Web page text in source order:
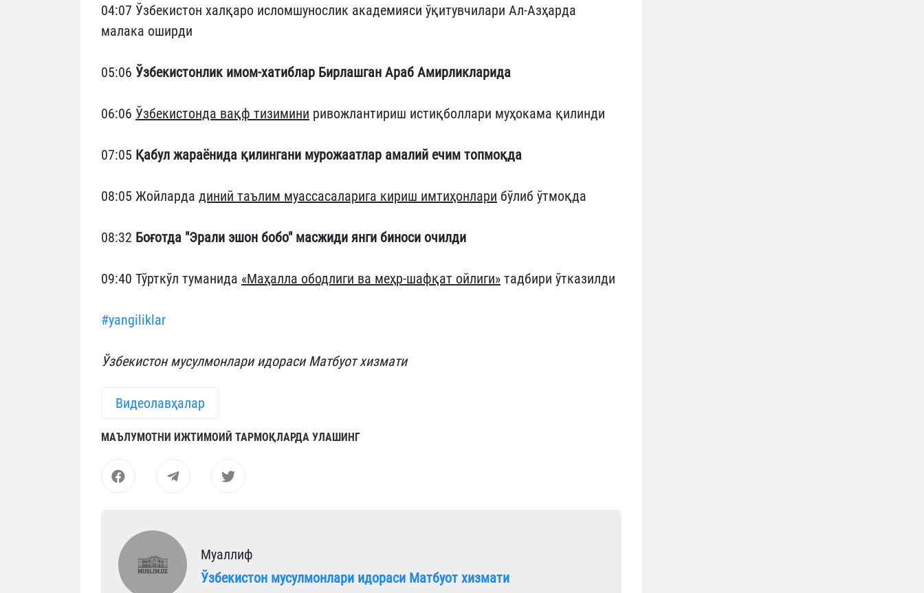
04:07 Ўзбекистон халқаро исломшунослик академияси ўқитувчилари Ал-Азҳарда
малака оширди
05:06 Ўзбекистонлик имом-хатиблар Бирлашган Араб Амирликларида
06:06 Ўзбекистонда вақф тизимини ривожлантириш истиқболлари муҳокама қилинди
07:05 Қабул жараёнида қилингани мурожаатлар амалий ечим топмоқда
08:05 Жойларда диний таълим муассасаларига кириш имтиҳонлари бўлиб ўтмоқда
08:32 Боғотда "Эрали эшон бобо" масжиди янги биноси очилди
09:40 Тўрткўл туманида «Маҳалла ободлиги ва меҳр-шафқат ойлиги» тадбири ўтказилди
#yangiliklar
Ўзбекистон мусулмонлари идораси Матбуот хизмати
Видеолавҳалар
МАЪЛУМОТНИ ИЖТИМОИЙ ТАРМОҚЛАРДА УЛАШИНГ
Муаллиф
Ўзбекистон мусулмонлари идораси Матбуот хизмати